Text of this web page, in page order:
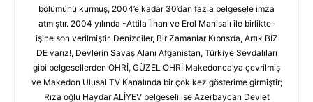
bölümünü kurmuş, 2004’e kadar 30’dan fazla belgesele imza
atmıştır. 2004 yılında -Attila İlhan ve Erol Manisalı ile birlikte-
işine son verilmiştir. Denizciler, Bir Zamanlar Kıbrıs’da, Artık BİZ
DE varız!, Devlerin Savaş Alanı Afganistan, Türkiye Sevdalıları
gibi belgesellerden OHRİ, GÜZEL OHRİ Makedonca’ya çevrilmiş
ve Makedon Ulusal TV Kanalında bir çok kez gösterime girmiştir;
Rıza oğlu Haydar ALİYEV belgeseli ise Azerbaycan Devlet